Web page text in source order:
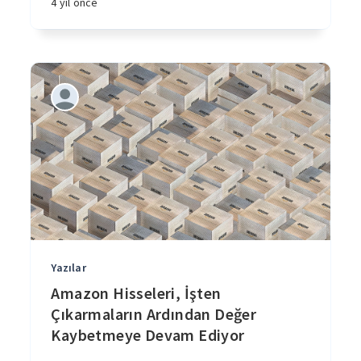
Yazılar
Amazon Hisseleri, İşten
Çıkarmaların Ardından Değer
Kaybetmeye Devam Ediyor